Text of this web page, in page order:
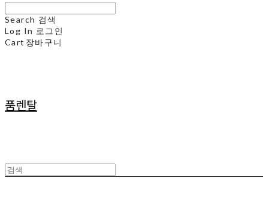
Search 검색
Log In 로그인
Cart 장바구니
품렌탈